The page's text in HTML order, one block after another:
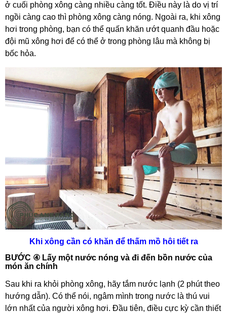
ở cuối phòng xông càng nhiều càng tốt. Điều này là do vị trí
ngồi càng cao thì phòng xông càng nóng. Ngoài ra, khi xông
hơi trong phòng, bạn có thể quấn khăn ướt quanh đầu hoặc
đội mũ xông hơi để có thể ở trong phòng lâu mà không bị
bốc hỏa.
Khi xông cần có khăn để thấm mồ hôi tiết ra
BƯỚC ④ Lấy một nước nóng và đi đến bồn nước của
món ăn chính
Sau khi ra khỏi phòng xông, hãy tắm nước lạnh (2 phút theo
hướng dẫn). Có thể nói, ngâm mình trong nước là thú vui
lớn nhất của người xông hơi. Đầu tiên, điều cực kỳ cần thiết